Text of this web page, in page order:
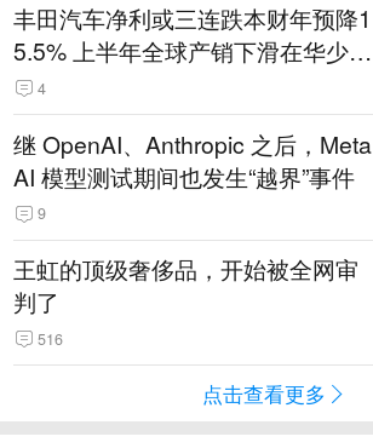
丰田汽车净利或三连跌本财年预降1
5.5% 上半年全球产销下滑在华少卖
14.3万辆
4
继 OpenAI、Anthropic 之后，Meta
AI 模型测试期间也发生“越界”事件
9
王虹的顶级奢侈品，开始被全网审
判了
516
点击查看更多